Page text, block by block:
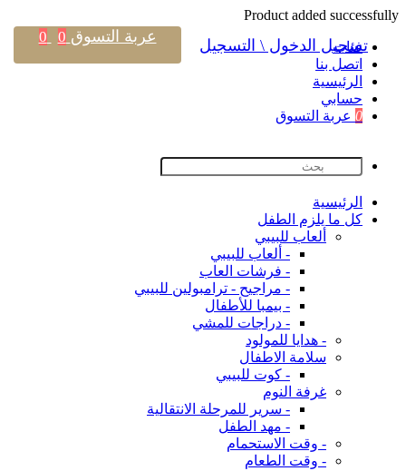
Product added successfully
فئات
اتصل بنا
اﻟﺮﺋﻴﺴﻴﺔ
حسابي
0 عربة التسوق
اﻟﺮﺋﻴﺴﻴﺔ
كل ما يلزم الطفل
ألعاب للبيبي
- ألعاب للبيبي
- فرشات العاب
- مراجيح - ترامبولين للبيبي
- بيمبا للأطفال
- دراجات للمشي
- هدايا للمولود
سلامة الاطفال
- كوت للبيبي
غرفة النوم
- سرير للمرحلة الانتقالية
- مهد الطفل
- وقت الاستحمام
- وقت الطعام
تسجيل الدخول \ التسجيل عربة التسوق 0
0